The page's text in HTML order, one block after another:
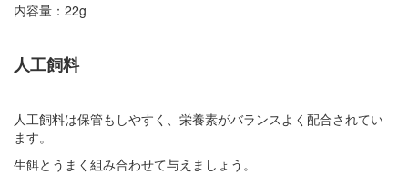
内容量：22g
人工飼料
人工飼料は保管もしやすく、栄養素がバランスよく配合されてい
ます。
生餌とうまく組み合わせて与えましょう。